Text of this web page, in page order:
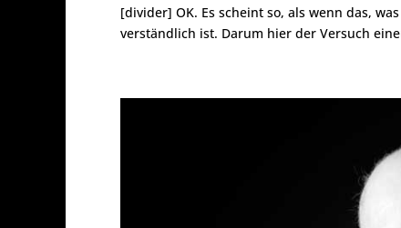
[divider] OK. Es scheint so, als wenn das,
verständlich ist. Darum hier der Versuch